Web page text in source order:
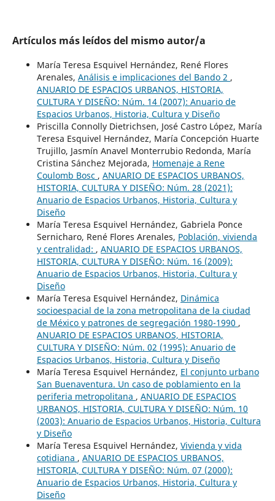
Artículos más leídos del mismo autor/a
María Teresa Esquivel Hernández, René Flores
Arenales, Análisis e implicaciones del Bando 2 ,
ANUARIO DE ESPACIOS URBANOS, HISTORIA,
CULTURA Y DISEÑO: Núm. 14 (2007): Anuario de
Espacios Urbanos, Historia, Cultura y Diseño
Priscilla Connolly Dietrichsen, José Castro López, María
Teresa Esquivel Hernández, María Concepción Huarte
Trujillo, Jasmín Anavel Monterrubio Redonda, María
Cristina Sánchez Mejorada, Homenaje a Rene
Coulomb Bosc , ANUARIO DE ESPACIOS URBANOS,
HISTORIA, CULTURA Y DISEÑO: Núm. 28 (2021):
Anuario de Espacios Urbanos, Historia, Cultura y
Diseño
María Teresa Esquivel Hernández, Gabriela Ponce
Sernicharo, René Flores Arenales, Población, vivienda
y centralidad: , ANUARIO DE ESPACIOS URBANOS,
HISTORIA, CULTURA Y DISEÑO: Núm. 16 (2009):
Anuario de Espacios Urbanos, Historia, Cultura y
Diseño
María Teresa Esquivel Hernández, Dinámica
socioespacial de la zona metropolitana de la ciudad
de México y patrones de segregación 1980-1990 ,
ANUARIO DE ESPACIOS URBANOS, HISTORIA,
CULTURA Y DISEÑO: Núm. 02 (1995): Anuario de
Espacios Urbanos, Historia, Cultura y Diseño
María Teresa Esquivel Hernández, El conjunto urbano
San Buenaventura. Un caso de poblamiento en la
periferia metropolitana , ANUARIO DE ESPACIOS
URBANOS, HISTORIA, CULTURA Y DISEÑO: Núm. 10
(2003): Anuario de Espacios Urbanos, Historia, Cultura
y Diseño
María Teresa Esquivel Hernández, Vivienda y vida
cotidiana , ANUARIO DE ESPACIOS URBANOS,
HISTORIA, CULTURA Y DISEÑO: Núm. 07 (2000):
Anuario de Espacios Urbanos, Historia, Cultura y
Diseño